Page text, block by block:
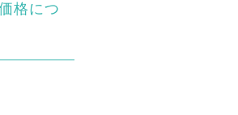
格につ